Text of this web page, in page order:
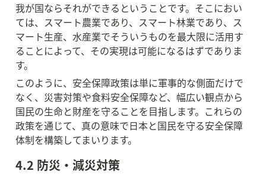
我が国ならそれができるということです。そこにおい
ては、スマート農業であり、スマート林業であり、ス
マート生産、水産業でそういうものを最大限に活用す
ることによって、その実現は可能になるはずでありま
す。
このように、安全保障政策は単に軍事的な側面だけで
なく、災害対策や食料安全保障など、幅広い観点から
国民の生命と財産を守ることを目指します。これらの
政策を通じて、真の意味で日本と国民を守る安全保障
体制を構築してまいります。
4.2 防災・減災対策